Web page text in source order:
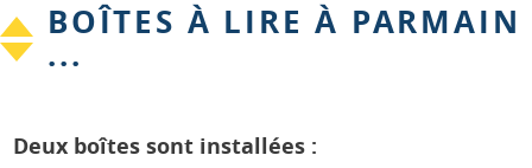
BOÎTES À LIRE À PARMAIN
...
Deux boîtes sont installées :